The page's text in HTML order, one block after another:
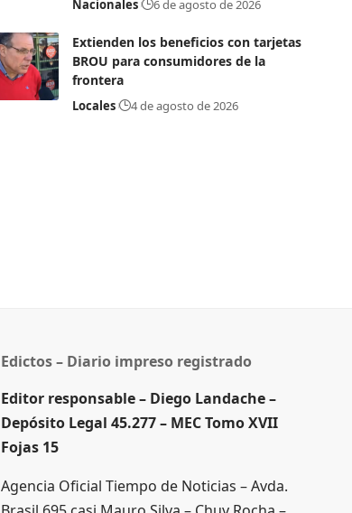
Nacionales 6 de agosto de 2026
Extienden los beneficios con tarjetas
BROU para consumidores de la
frontera
Locales 4 de agosto de 2026
Edictos – Diario impreso registrado
Editor responsable – Diego Landache –
Depósito Legal 45.277 – MEC Tomo XVII
Fojas 15
Agencia Oficial Tiempo de Noticias – Avda.